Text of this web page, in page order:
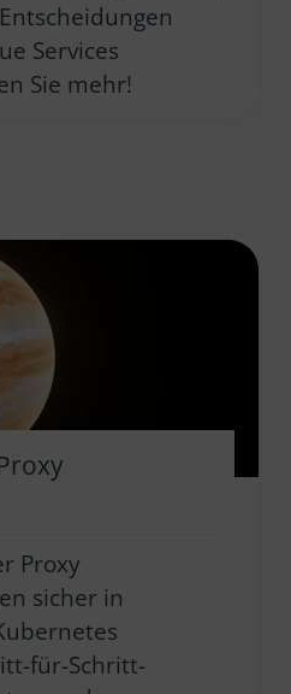
Services
Sie mehr!
Proxy
sicher in
für-Schritt-